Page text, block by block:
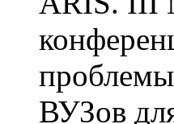
ВУЗов